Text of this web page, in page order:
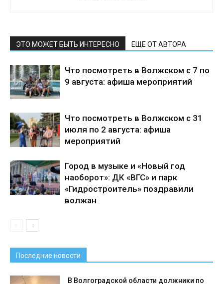
ЭТО МОЖЕТ БЫТЬ ИНТЕРЕСНО ЕЩЕ ОТ АВТОРА
Что посмотреть в Волжском с 7 по
9 августа: афиша мероприятий
Что посмотреть в Волжском с 31
июля по 2 августа: афиша
мероприятий
Город в музыке и «Новый год
наоборот»: ДК «ВГС» и парк
«Гидростроитель» поздравили
волжан
Последние новости
В Волгоградской области должники по